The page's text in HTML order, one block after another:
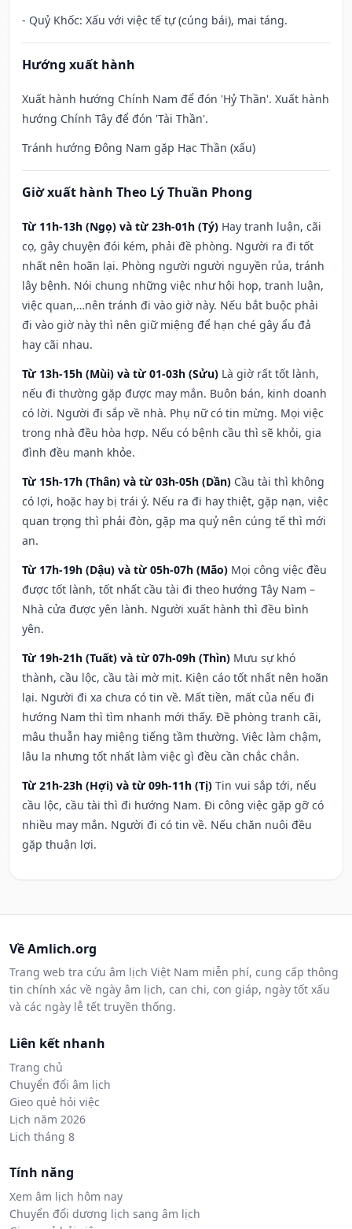
- Quỷ Khốc: Xấu với việc tế tự (cúng bái), mai táng.
Hướng xuất hành
Xuất hành hướng Chính Nam để đón 'Hỷ Thần'. Xuất hành
hướng Chính Tây để đón 'Tài Thần'.
Tránh hướng Đông Nam gặp Hạc Thần (xấu)
Giờ xuất hành Theo Lý Thuần Phong
Từ 11h-13h (Ngọ) và từ 23h-01h (Tý) Hay tranh luận, cãi
cọ, gây chuyện đói kém, phải đề phòng. Người ra đi tốt
nhất nên hoãn lại. Phòng người người nguyền rủa, tránh
lây bệnh. Nói chung những việc như hội họp, tranh luận,
việc quan,…nên tránh đi vào giờ này. Nếu bắt buộc phải
đi vào giờ này thì nên giữ miệng để hạn ché gây ẩu đả
hay cãi nhau.
Từ 13h-15h (Mùi) và từ 01-03h (Sửu) Là giờ rất tốt lành,
nếu đi thường gặp được may mắn. Buôn bán, kinh doanh
có lời. Người đi sắp về nhà. Phụ nữ có tin mừng. Mọi việc
trong nhà đều hòa hợp. Nếu có bệnh cầu thì sẽ khỏi, gia
đình đều mạnh khỏe.
Từ 15h-17h (Thân) và từ 03h-05h (Dần) Cầu tài thì không
có lợi, hoặc hay bị trái ý. Nếu ra đi hay thiệt, gặp nạn, việc
quan trọng thì phải đòn, gặp ma quỷ nên cúng tế thì mới
an.
Từ 17h-19h (Dậu) và từ 05h-07h (Mão) Mọi công việc đều
được tốt lành, tốt nhất cầu tài đi theo hướng Tây Nam –
Nhà cửa được yên lành. Người xuất hành thì đều bình
yên.
Từ 19h-21h (Tuất) và từ 07h-09h (Thìn) Mưu sự khó
thành, cầu lộc, cầu tài mờ mịt. Kiện cáo tốt nhất nên hoãn
lại. Người đi xa chưa có tin về. Mất tiền, mất của nếu đi
hướng Nam thì tìm nhanh mới thấy. Đề phòng tranh cãi,
mâu thuẫn hay miệng tiếng tầm thường. Việc làm chậm,
lâu la nhưng tốt nhất làm việc gì đều cần chắc chắn.
Từ 21h-23h (Hợi) và từ 09h-11h (Tị) Tin vui sắp tới, nếu
cầu lộc, cầu tài thì đi hướng Nam. Đi công việc gặp gỡ có
nhiều may mắn. Người đi có tin về. Nếu chăn nuôi đều
gặp thuận lợi.
Về Amlich.org
Trang web tra cứu âm lịch Việt Nam miễn phí, cung cấp thông
tin chính xác về ngày âm lịch, can chi, con giáp, ngày tốt xấu
và các ngày lễ tết truyền thống.
Liên kết nhanh
Trang chủ
Chuyển đổi âm lịch
Gieo quẻ hỏi việc
Lịch năm 2026
Lịch tháng 8
Tính năng
Xem âm lịch hôm nay
Chuyển đổi dương lịch sang âm lịch